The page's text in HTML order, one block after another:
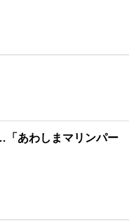
「あわしまマリンパー